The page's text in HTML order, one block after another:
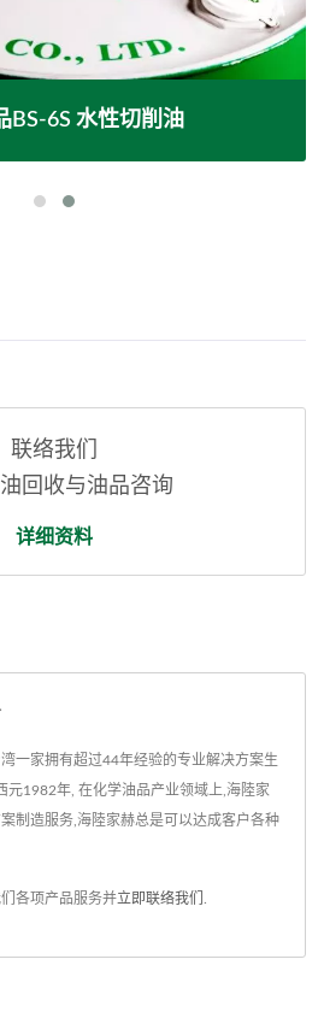
BS-6S 水性切削油
联络我们
回收与油品咨询
详细资料
一家拥有超过44年经验的专业解决方案生
元1982年, 在化学油品产业领域上,海陸家
制造服务,海陸家赫总是可以达成客户各种
各项产品服务并立即联络我们